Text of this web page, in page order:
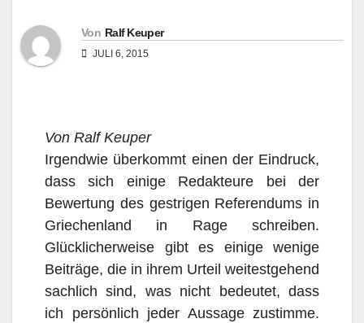
Von Ralf Keuper
JULI 6, 2015
Von Ralf Keuper
Irgendwie überkommt einen der Eindruck,
dass sich einige Redakteure bei der
Bewertung des gestrigen Referendums in
Griechenland in Rage schreiben.
Glücklicherweise gibt es einige wenige
Beiträge, die in ihrem Urteil weitestgehend
sachlich sind, was nicht bedeutet, dass
ich persönlich jeder Aussage zustimme.